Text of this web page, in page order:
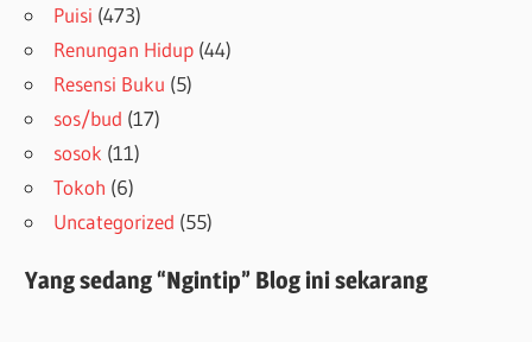
Puisi (473)
Renungan Hidup (44)
Resensi Buku (5)
sos/bud (17)
sosok (11)
Tokoh (6)
Uncategorized (55)
Yang sedang “Ngintip” Blog ini sekarang